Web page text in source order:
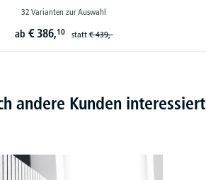
32 Varianten zur Auswahl
ab € 386,10 statt€ 439,-
andere Kunden interessiert